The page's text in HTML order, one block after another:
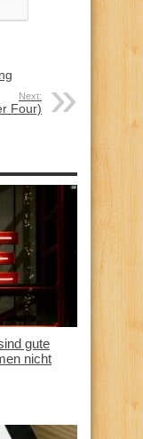
Next:
Four)
gute
nicht